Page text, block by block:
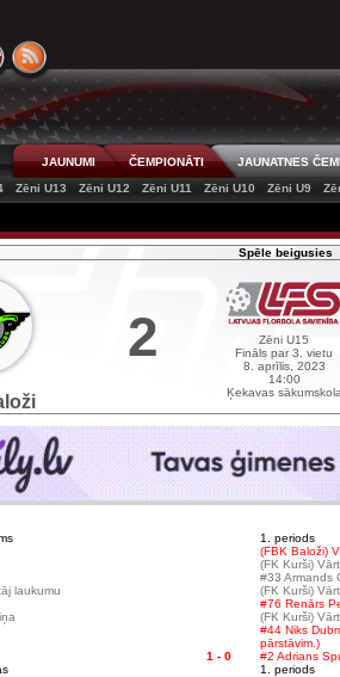
JAUNUMI ČEMPIONĀTI JAUNATNES
Zēni U13 Zēni U12 Zēni U11 Zēni U10 Zēni U9
Spēle beigusies
2
Zēni U15
Fināls par 3. vietu
8. aprīlis, 2023
14:00
Ķekavas sākumskola
1. periods
(FBK Baloži)
(FK Kurši)
#33 Armands
laukumu
(FK Kurši)
#76 Renārs
(FK Kurši)
#44 Niks
pārstāvim.)
1 - 0
#2 Adrians
1. periods